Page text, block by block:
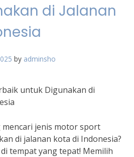
di Jalanan
by adminsho
untuk Digunakan di
mencari jenis motor sport
di jalanan kota di Indonesia?
tempat yang tepat! Memilih